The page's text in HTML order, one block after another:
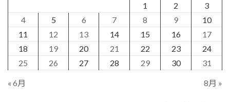
1
2
3
4
5 6 7 8 9
10
11
12 13 14 15 16
17
18
19 20 21 22 23
24
25
26 27 28 29 30 31
« 6月 8月 »